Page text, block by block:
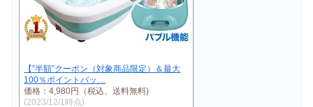
【”半額”クーポン（対象商品限定）＆最大
100％ポイントバッ…
価格：4,980円（税込、送料無料)
(2023/12/1時点)